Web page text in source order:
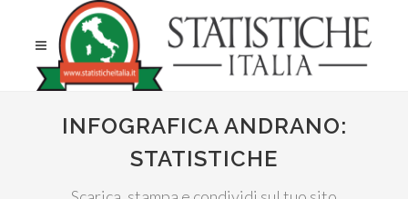
INFOGRAFICA ANDRANO:
STATISTICHE